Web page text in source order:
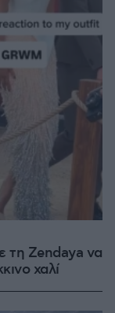
τη Zendaya να
χαλί